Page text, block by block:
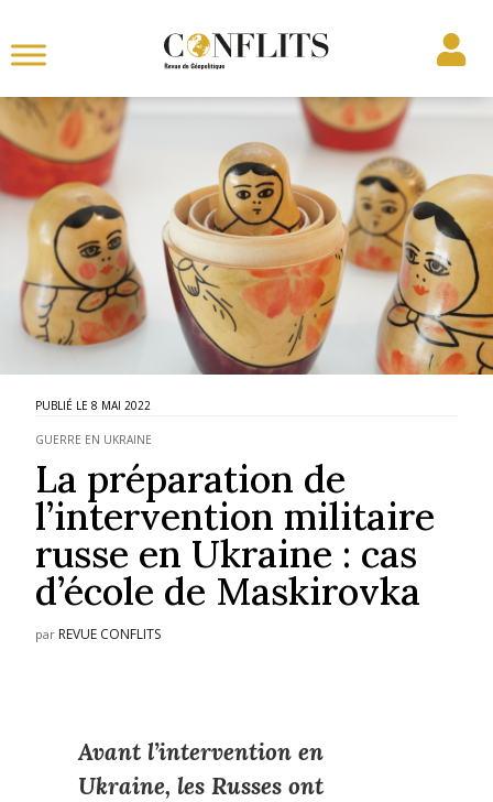
8 MAI 2022
GUERRE EN UKRAINE
La préparation de
l’intervention militaire
russe en Ukraine : cas
d’école de Maskirovka
par REVUE CONFLITS
Avant l’intervention en
Ukraine, les Russes ont